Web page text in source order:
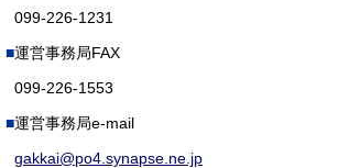
099-226-1231
運営事務局FAX
099-226-1553
運営事務局e-mail
gakkai@po4.synapse.ne.jp